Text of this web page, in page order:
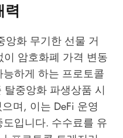
력
앙화 무기한 선물 거
암호화폐 가격 변동
하게 하는 프로토콜
중앙화 파생상품 시
며, 이는 DeFi 운영
입니다. 수수료를 유